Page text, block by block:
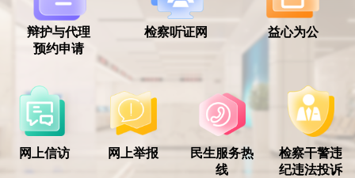
辩护与代理
预约申请
检察听证网 益心为公
网上信访 网上举报
民生服务热
线
检察干警违
纪违法投诉